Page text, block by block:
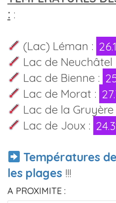
: :
(Lac) Léman :
Lac de Neuchâtel
Lac de Bienne :
Lac de Morat :
Lac de la Gruyère
Lac de Joux :
Températures
les plages !!!
A PROXIMITE :